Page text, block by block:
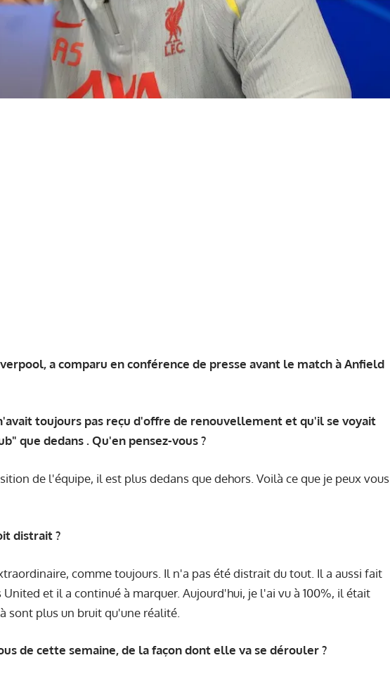
a comparu en conférence de presse avant le match à Anfield
toujours pas reçu d'offre de renouvellement et qu'il se voyait
que dedans . Qu'en pensez-vous ?
de l'équipe, il est plus dedans que dehors. Voilà ce que je peux vous
distrait ?
comme toujours. Il n'a pas été distrait du tout. Il a aussi fait
et il a continué à marquer. Aujourd'hui, je l'ai vu à 100%, il était
sont plus un bruit qu'une réalité.
de cette semaine, de la façon dont elle va se dérouler ?